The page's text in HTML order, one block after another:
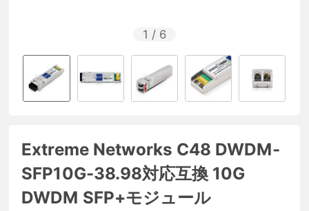
1 / 6
Extreme Networks C48 DWDM-
SFP10G-38.98対応互換 10G
DWDM SFP+モジュール